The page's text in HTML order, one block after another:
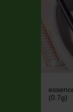
(0.7g)